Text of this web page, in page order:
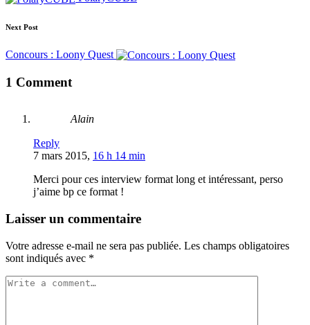
Next Post
Concours : Loony Quest
1 Comment
Alain
Reply
7 mars 2015, 16 h 14 min
Merci pour ces interview format long et intéressant, perso
j’aime bp ce format !
Laisser un commentaire
Votre adresse e-mail ne sera pas publiée. Les champs obligatoires
sont indiqués avec *